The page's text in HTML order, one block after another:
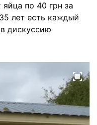
по 40 грн за
лет есть каждый
дискуссию